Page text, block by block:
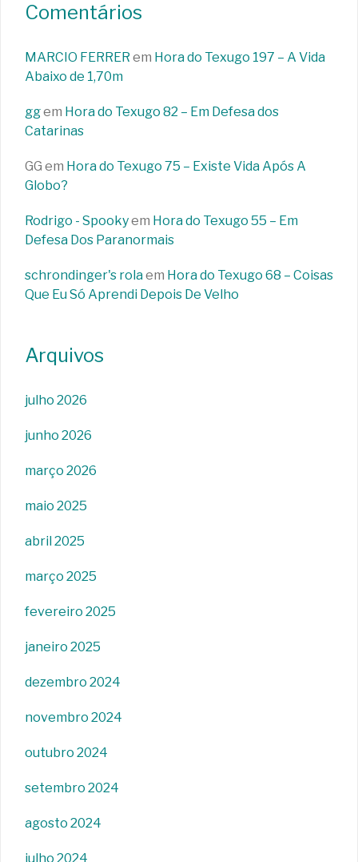
Comentários
MARCIO FERRER em Hora do Texugo 197 – A Vida
Abaixo de 1,70m
ggem Hora do Texugo 82 – Em Defesa dos
Catarinas
GG em Hora do Texugo 75 – Existe Vida Após A
Globo?
Rodrigo - Spookyem Hora do Texugo 55 – Em
Defesa Dos Paranormais
schrondinger's rolaem Hora do Texugo 68 – Coisas
Que Eu Só Aprendi Depois De Velho
Arquivos
julho 2026
junho 2026
março 2026
maio 2025
abril 2025
março 2025
fevereiro 2025
janeiro 2025
dezembro 2024
novembro 2024
outubro 2024
setembro 2024
agosto 2024
julho 2024